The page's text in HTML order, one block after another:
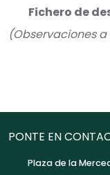
Fichero de
(Observaciones
PONTE EN
Plaza de la